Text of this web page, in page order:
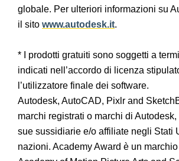
globale. Per ulteriori informazioni su
il sito www.autodesk.it.
* I prodotti gratuiti sono soggetti a
indicati nell’accordo di licenza
l’utilizzatore finale dei software.
Autodesk, AutoCAD, Pixlr and
marchi registrati o marchi di
sue sussidiarie e/o affiliate negli Stati
nazioni. Academy Award è un